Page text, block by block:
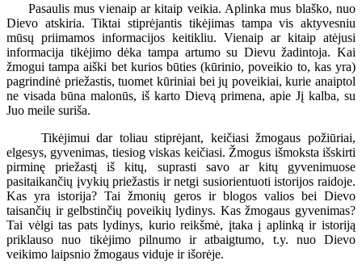
Pasaulis mus vienaip ar kitaip veikia. Aplinka mus blaško, nuo
Dievo atskiria. Tiktai stiprėjantis tikėjimas tampa vis aktyvesniu
mūsų priimamos informacijos keitikliu. Vienaip ar kitaip atėjusi
informacija tikėjimo dėka tampa artumo su Dievu žadintoja. Kai
žmogui tampa aiški bet kurios būties (kūrinio, poveikio to, kas yra)
pagrindinė priežastis, tuomet kūriniai bei jų poveikiai, kurie anaiptol
ne visada būna malonūs, iš karto Dievą primena, apie Jį kalba, su
Juo meile suriša.
Tikėjimui dar toliau stiprėjant, keičiasi žmogaus požiūriai,
elgesys, gyvenimas, tiesiog viskas keičiasi. Žmogus išmoksta išskirti
pirminę priežastį iš kitų, suprasti savo ar kitų gyvenimuose
pasitaikančių įvykių priežastis ir netgi susiorientuoti istorijos raidoje.
Kas yra istorija? Tai žmonių geros ir blogos valios bei Dievo
taisančių ir gelbstinčių poveikių lydinys. Kas žmogaus gyvenimas?
Tai vėlgi tas pats lydinys, kurio reikšmė, įtaka į aplinką ir istoriją
priklauso nuo tikėjimo pilnumo ir atbaigtumo, t.y. nuo Dievo
veikimo laipsnio žmogaus viduje ir išorėje.